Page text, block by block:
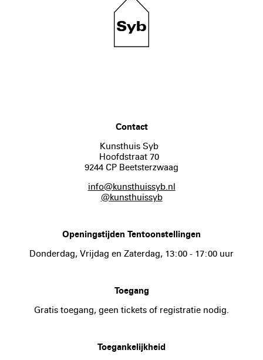
Contact
Kunsthuis Syb
Hoofdstraat 70
9244 CP Beetsterzwaag
info@kunsthuissyb.nl
@kunsthuissyb
Openingstijden Tentoonstellingen
Donderdag, Vrijdag en Zaterdag, 13:00 - 17:00 uur
Toegang
Gratis toegang, geen tickets of registratie nodig.
Toegankelijkheid